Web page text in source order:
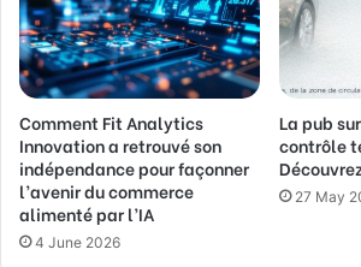
Comment Fit Analytics
Innovation a retrouvé son
indépendance pour façonner
l’avenir du commerce
alimenté par l’IA
4 June 2026
La pub
contrôle
27 May